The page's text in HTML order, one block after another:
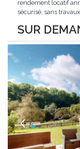
SUR
rendement locatif
sécurisé, sans
d'informations ou